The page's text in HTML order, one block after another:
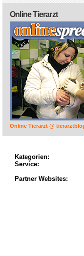
Online Tierarzt
Online Tierarzt @
Kategorien:
Service:
Partner Websites: